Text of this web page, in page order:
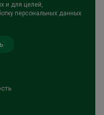
и для целей,
персональных данных